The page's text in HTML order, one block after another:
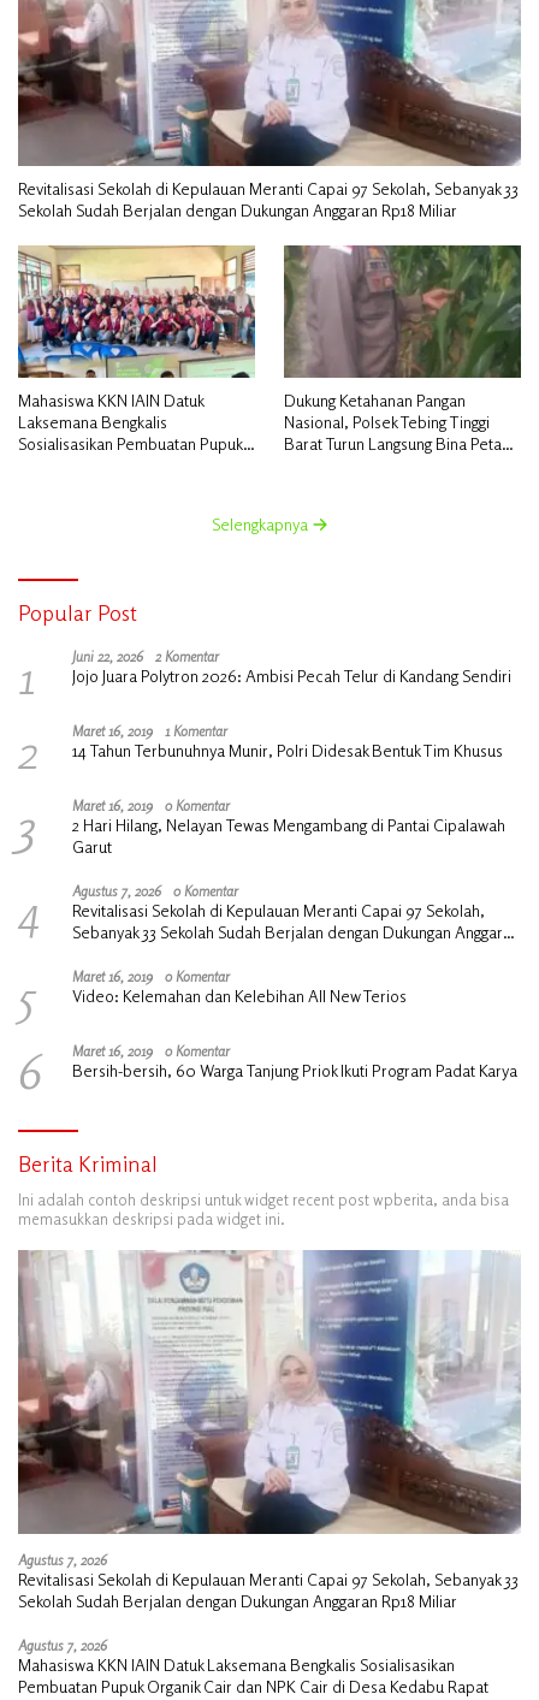
Revitalisasi Sekolah di Kepulauan Meranti Capai 97 Sekolah, Sebanyak 33
Sekolah Sudah Berjalan dengan Dukungan Anggaran Rp18 Miliar
Mahasiswa KKN IAIN Datuk
Laksemana Bengkalis
Sosialisasikan Pembuatan Pupuk
Dukung Ketahanan Pangan
Nasional, Polsek Tebing Tinggi
Barat Turun Langsung Bina Petani
Selengkapnya
Popular Post
1 Juni 22, 2026 2 Komentar
Jojo Juara Polytron 2026: Ambisi Pecah Telur di Kandang Sendiri
2 Maret 16, 2019 1 Komentar
14 Tahun Terbunuhnya Munir, Polri Didesak Bentuk Tim Khusus
3 Maret 16, 2019 0 Komentar
2 Hari Hilang, Nelayan Tewas Mengambang di Pantai Cipalawah
Garut
4 Agustus 7, 2026 0 Komentar
Revitalisasi Sekolah di Kepulauan Meranti Capai 97 Sekolah,
Sebanyak 33 Sekolah Sudah Berjalan dengan Dukungan Anggaran
5 Maret 16, 2019 0 Komentar
Video: Kelemahan dan Kelebihan All New Terios
6 Maret 16, 2019 0 Komentar
Bersih-bersih, 60 Warga Tanjung Priok Ikuti Program Padat Karya
Berita Kriminal
Ini adalah contoh deskripsi untuk widget recent post wpberita, anda bisa
memasukkan deskripsi pada widget ini.
Agustus 7, 2026
Revitalisasi Sekolah di Kepulauan Meranti Capai 97 Sekolah, Sebanyak 33
Sekolah Sudah Berjalan dengan Dukungan Anggaran Rp18 Miliar
Agustus 7, 2026
Mahasiswa KKN IAIN Datuk Laksemana Bengkalis Sosialisasikan
Pembuatan Pupuk Organik Cair dan NPK Cair di Desa Kedabu Rapat